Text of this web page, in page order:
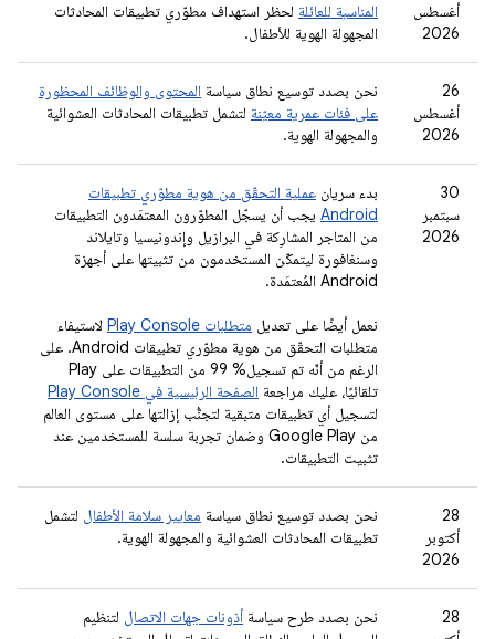
أغسطس
2026
المناسبة للعائلة لحظر استهداف مطوّري تطبيقات المحادثات
المجهولة الهوية للأطفال.
‫26
أغسطس
2026
نحن بصدد توسيع نطاق سياسة المحتوى والوظائف المحظورة
على فئات عمرية معيّنة لتشمل تطبيقات المحادثات العشوائية
والمجهولة الهوية.
‫30
سبتمبر
2026
بدء سريان عملية التحقّق من هوية مطوّري تطبيقات
Android يجب أن يسجّل المطوّرون المعتمَدون التطبيقات
من المتاجر المشارِكة في البرازيل وإندونيسيا وتايلاند
وسنغافورة ليتمكّن المستخدمون من تثبيتها على أجهزة
Android المُعتمَدة.
نعمل أيضًا على تعديل متطلبات Play Console
لاستيفاء
متطلبات التحقّق من هوية مطوّري تطبيقات Android. على
الرغم من أنّه تم تسجيل% 99 من التطبيقات على Play
تلقائيًا، عليك مراجعة الصفحة الرئيسية في Play Console
لتسجيل أي تطبيقات متبقية لتجنُّب إزالتها على مستوى العالم
من Google Play وضمان تجربة سلسة للمستخدمين عند
تثبيت التطبيقات.
‫28
أكتوبر
2026
نحن بصدد توسيع نطاق سياسة معايير سلامة الأطفال لتشمل
تطبيقات المحادثات العشوائية والمجهولة الهوية.
‫28
نحن بصدد طرح سياسة أذونات جهات الاتصال لتنظيم